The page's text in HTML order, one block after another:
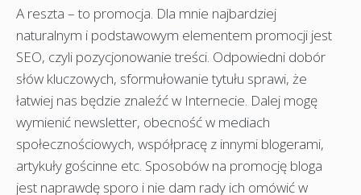
A reszta – to promocja. Dla mnie najbardziej
naturalnym i podstawowym elementem promocji jest
SEO, czyli pozycjonowanie treści. Odpowiedni dobór
słów kluczowych, sformułowanie tytułu sprawi, że
łatwiej nas będzie znaleźć w Internecie. Dalej mogę
wymienić newsletter, obecność w mediach
społecznościowych, współpracę z innymi blogerami,
artykuły gościnne etc. Sposobów na promocję bloga
jest naprawdę sporo i nie dam rady ich omówić w